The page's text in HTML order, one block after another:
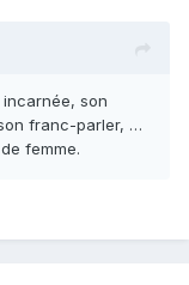
son
franc-parler, …
femme.